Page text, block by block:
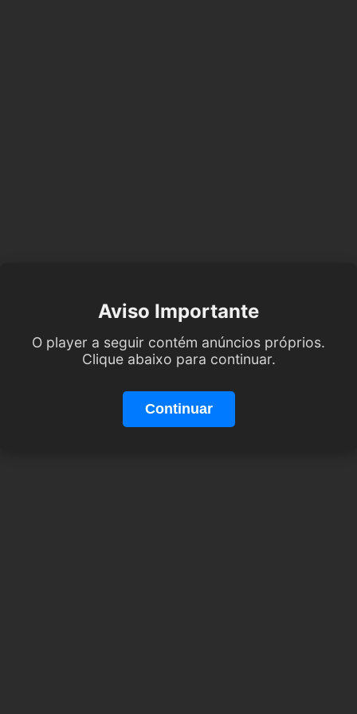
Aviso Importante
O player a seguir contém anúncios próprios.
Clique abaixo para continuar.
Continuar